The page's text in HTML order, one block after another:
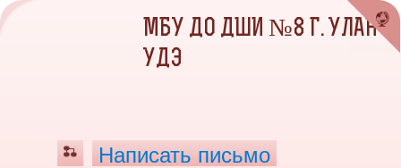
МБУ ДО ДШИ №8 Г. УЛАН-
УДЭ
Написать письмо